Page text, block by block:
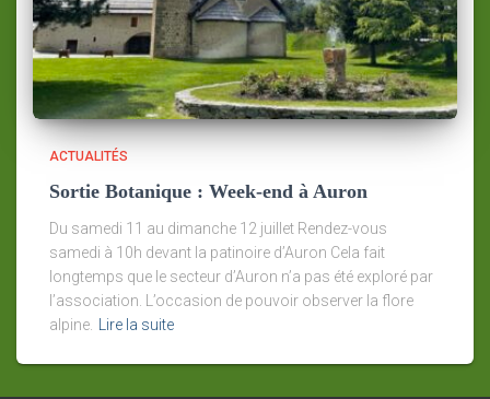
ACTUALITÉS
Sortie Botanique : Week-end à Auron
Du samedi 11 au dimanche 12 juillet Rendez-vous
samedi à 10h devant la patinoire d’Auron Cela fait
longtemps que le secteur d’Auron n’a pas été exploré par
l’association. L’occasion de pouvoir observer la flore
alpine.
Lire la suite